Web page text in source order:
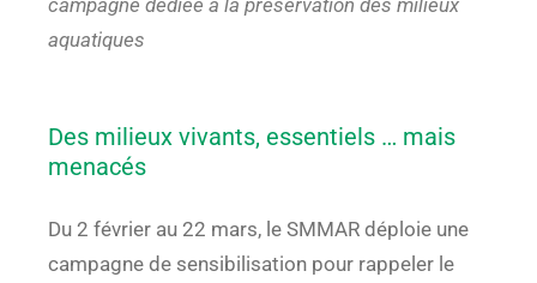
campagne dédiée à la préservation des milieux
aquatiques
Des milieux vivants, essentiels … mais
menacés
Du 2 février au 22 mars, le SMMAR déploie une
campagne de sensibilisation pour rappeler le